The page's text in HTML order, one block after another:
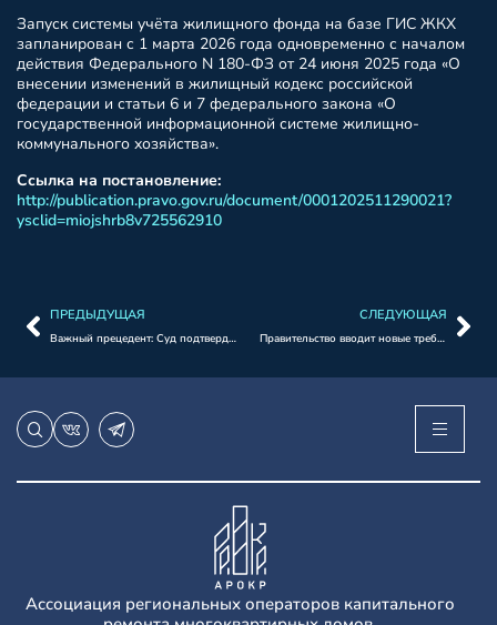
Запуск системы учёта жилищного фонда на базе ГИС ЖКХ
запланирован с 1 марта 2026 года одновременно с началом
действия Федерального N 180-ФЗ от 24 июня 2025 года «О
внесении изменений в жилищный кодекс российской
федерации и статьи 6 и 7 федерального закона «О
государственной информационной системе жилищно-
коммунального хозяйства».
Ссылка на постановление:
http://publication.pravo.gov.ru/document/0001202511290021?
ysclid=miojshrb8v725562910
ПРЕДЫДУЩАЯ
Важный прецедент: Суд подтвердил, что контролировать лимиты подрядчика должна его СРО, а не Заказчик.
СЛЕДУЮЩАЯ
Правительство вводит новые требования к реестрам членов СРО в сфере изысканий, проектирования и строительства.
Ассоциация региональных операторов капитального